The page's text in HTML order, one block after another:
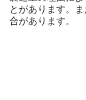
とがあります。
合があります。